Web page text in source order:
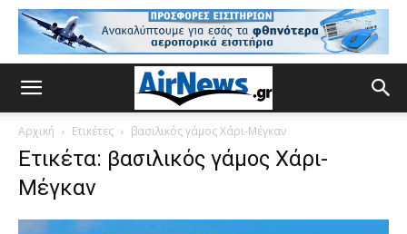
Αρχική Ετικέτες βασιλικός γάμος Χάρι-Μέγκαν
Ετικέτα: βασιλικός γάμος Χάρι-
Μέγκαν